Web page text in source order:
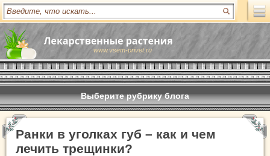
www.vsem-privet.ru
Выберите рубрику блога
Ранки в уголках губ – как и чем
лечить трещинки?